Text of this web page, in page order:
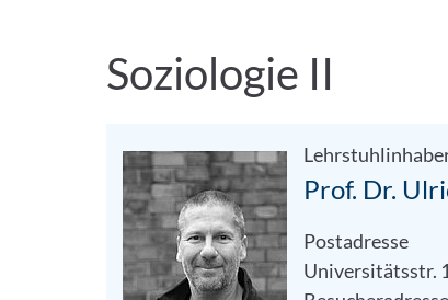
Soziologie II
Prof. Dr.
Postadresse
Universitätsstr.